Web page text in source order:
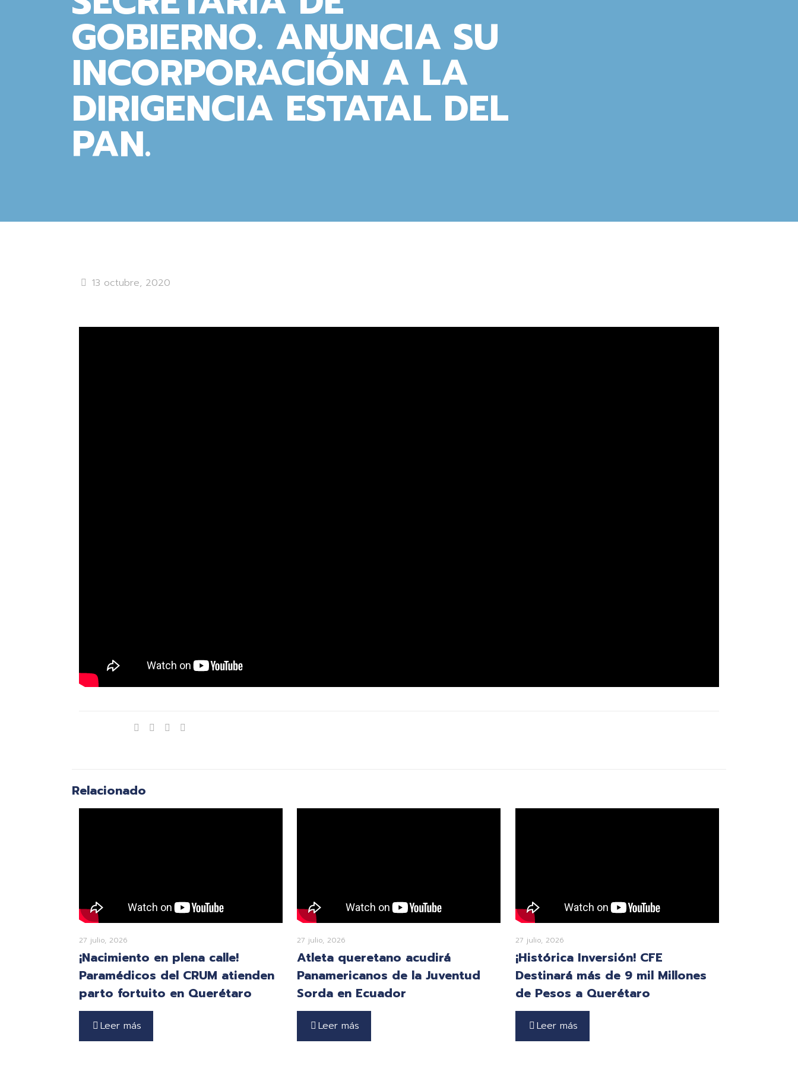
GOBIERNO. ANUNCIA SU
INCORPORACIÓN A LA
DIRIGENCIA ESTATAL DEL
PAN.
13 octubre, 2020
Relacionado
27 julio, 2026
¡Nacimiento en plena calle!
Paramédicos del CRUM atienden
parto fortuito en Querétaro
Leer más
27 julio, 2026
Atleta queretano acudirá
Panamericanos de la Juventud
Sorda en Ecuador
Leer más
27 julio, 2026
¡Histórica Inversión! CFE
Destinará más de 9 mil Millones
de Pesos a Querétaro
Leer más